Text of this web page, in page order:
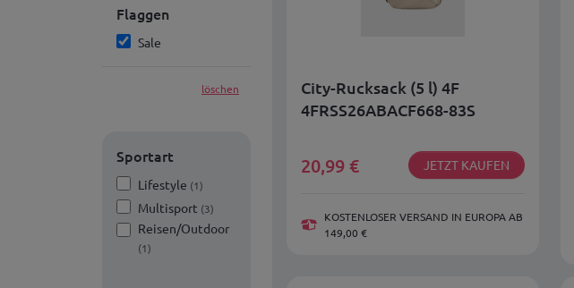
Flaggen
Sale
löschen
Sportart
Lifestyle (1)
Multisport (3)
Reisen/Outdoor
(1)
City-Rucksack (5 l) 4F
4FRSS26ABACF668-83S
20,99 € JETZT KAUFEN
KOSTENLOSER VERSAND IN EUROPA AB
149,00 €